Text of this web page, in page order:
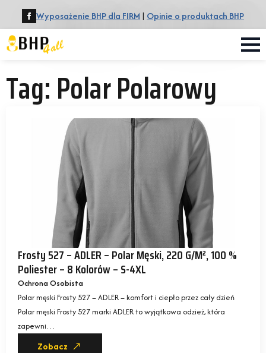
Wyposażenie BHP dla FIRM | Opinie o produktach BHP
Tag:Polar Polarowy
Frosty 527 – ADLER – Polar Męski, 220 G/m², 100 %
Poliester – 8 Kolorów – S-4XL
Ochrona Osobista
Polar męski Frosty 527 – ADLER – komfort i ciepło przez cały dzień
Polar męski Frosty 527 marki ADLER to wyjątkowa odzież, która
zapewni…
Zobacz